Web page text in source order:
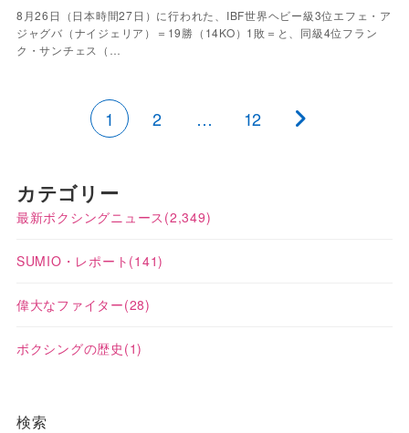
8月26日（日本時間27日）に行われた、IBF世界ヘビー級3位エフェ・ア
ジャグバ（ナイジェリア）＝19勝（14KO）1敗＝と、同級4位フラン
ク・サンチェス（…
1 2 … 12
カテゴリー
最新ボクシングニュース (2,349)
SUMIO・レポート (141)
偉大なファイター(28)
ボクシングの歴史 (1)
検索